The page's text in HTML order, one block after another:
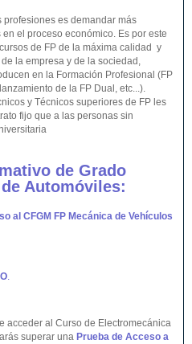
es demandar más
el proceso económico. Es por este
de FP de la máxima calidad y
la empresa y de la sociedad,
en la Formación Profesional (FP
de la FP Dual, etc...).
y Técnicos superiores de FP les
fijo que a las personas sin
de Grado
Automóviles:
al CFGM FP Mecánica de Vehículos
.
acceder al Curso de Electromecánica
superar una Prueba de Acceso a